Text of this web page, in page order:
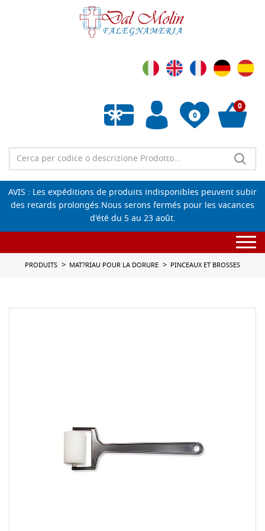
0
Liste de souhaits vide
0
AVIS : Les expéditions de produits indisponibles peuvent subir
des retards prolongés.Nous serons fermés pour les vacances
d'été du 5 au 23 août.
PRODUITS MAT?RIAU POUR LA DORURE PINCEAUX ET BROSSES